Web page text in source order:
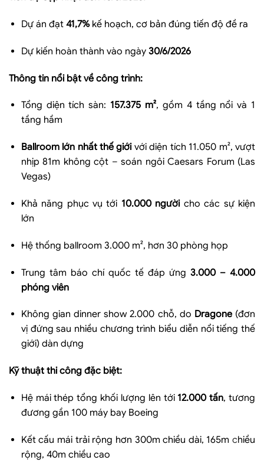
Dự án đạt 41,7%kế hoạch, cơ bản đúng tiến độ đề ra
Dự kiến hoàn thành vào ngày 30/6/2026
Thông tin nổi bật về công trình:
Tổng diện tích sàn:157.375 m², gồm 4 tầng nổi và 1
tầng hầm
Ballroom lớn nhất thế giớivới diện tích 11.050 m², vượt
nhịp 81m không cột – soán ngôi Caesars Forum (Las
Vegas)
Khả năng phục vụ tới 10.000 ngườicho các sự kiện
lớn
Hệ thống ballroom 3.000 m², hơn 30 phòng họp
Trung tâm báo chí quốc tế đáp ứng 3.000 – 4.000
phóng viên
Không gian dinner show 2.000 chỗ, do Dragone(đơn
vị đứng sau nhiều chương trình biểu diễn nổi tiếng thế
giới) dàn dựng
Kỹ thuật thi công đặc biệt:
Hệ mái thép tổng khối lượng lên tới12.000 tấn, tương
đương gần 100 máy bay Boeing
Kết cấu mái trải rộng hơn 300m chiều dài, 165m chiều
rộng, 40m chiều cao